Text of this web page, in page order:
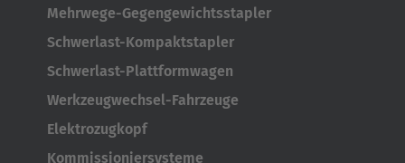
Mehrwege-Gegengewichtsstapler
Schwerlast-Kompaktstapler
Schwerlast-Plattformwagen
Werkzeugwechsel-Fahrzeuge
Elektrozugkopf
Kommissioniersysteme